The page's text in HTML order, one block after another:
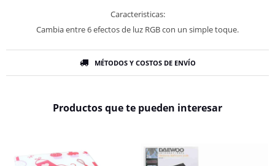
Caracteristicas:
Cambia entre 6 efectos de luz RGB con un simple toque.
MÉTODOS Y COSTOS DE ENVÍO
Productos que te pueden interesar